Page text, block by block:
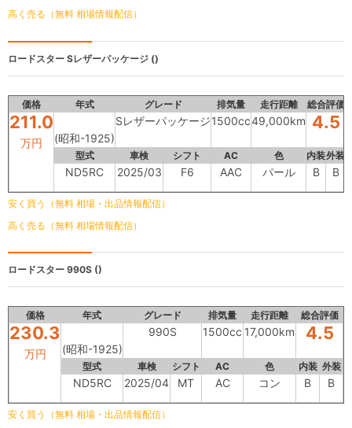
高く売る（無料 相場情報配信）
ロードスター Sレザーパッケージ ()
価格 年式 グレード 排気量 走行距離 総合評価
211.0
万円 (昭和-1925)
Sレザーパッケージ1500cc49,000km 4.5
型式 車検 シフト AC 色 内装外装
ND5RC 2025/03 F6 AAC パール B B
安く買う（無料 相場・出品情報配信）
高く売る（無料 相場情報配信）
ロードスター 990S ()
価格 年式 グレード 排気量 走行距離 総合評価
230.3
万円 (昭和-1925)
990S 1500cc 17,000km 4.5
型式 車検 シフト AC 色 内装 外装
ND5RC 2025/04 MT AC コン B B
安く買う（無料 相場・出品情報配信）